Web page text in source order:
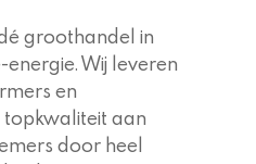
groothandel in
Wij leveren
en
aan
door heel